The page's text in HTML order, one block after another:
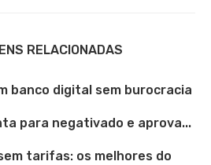
RELACIONADAS
banco digital sem burocracia
para negativado e aprova...
tarifas: os melhores do